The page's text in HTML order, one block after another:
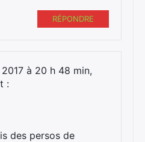
RÉPONDRE
à 20 h 48 min,
:
des persos de